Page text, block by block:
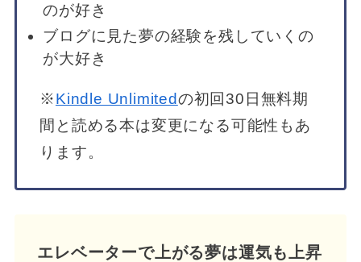
のが好き
ブログに見た夢の経験を残していくの
が大好き
※Kindle Unlimitedの初回30日無料期
間と読める本は変更になる可能性もあ
ります。
エレベーターで上がる夢は運気も上昇